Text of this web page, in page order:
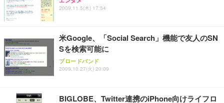
2009.11.5(木) 17:54
米Google、「Social Search」機能で友人のSN
Sを検索可能に
ブロードバンド
2009.10.27(火) 20:09
BIGLOBE、Twitter連携のiPhone向けライフロ